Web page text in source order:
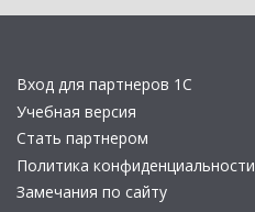
Вход для партнеров 1С
Учебная версия
Стать партнером
Политика конфиденциальности
Замечания по сайту